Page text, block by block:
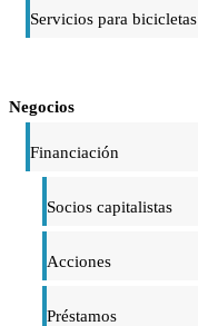
Servicios para bicicletas
Negocios
Financiación
Socios capitalistas
Acciones
Préstamos